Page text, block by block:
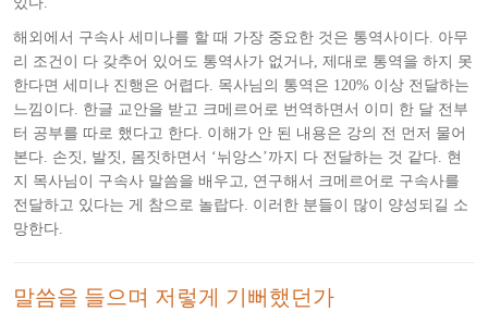
해외에서 구속사 세미나를 할 때 가장 중요한 것은 통역사이다. 아무
리 조건이 다 갖추어 있어도 통역사가 없거나, 제대로 통역을 하지 못
한다면 세미나 진행은 어렵다. 목사님의 통역은 120% 이상 전달하는
느낌이다. 한글 교안을 받고 크메르어로 번역하면서 이미 한 달 전부
터 공부를 따로 했다고 한다. 이해가 안 된 내용은 강의 전 먼저 물어
본다. 손짓, 발짓, 몸짓하면서 ‘뉘앙스’까지 다 전달하는 것 같다. 현
지 목사님이 구속사 말씀을 배우고, 연구해서 크메르어로 구속사를
전달하고 있다는 게 참으로 놀랍다. 이러한 분들이 많이 양성되길 소
망한다.
말씀을 들으며 저렇게 기뻐했던가